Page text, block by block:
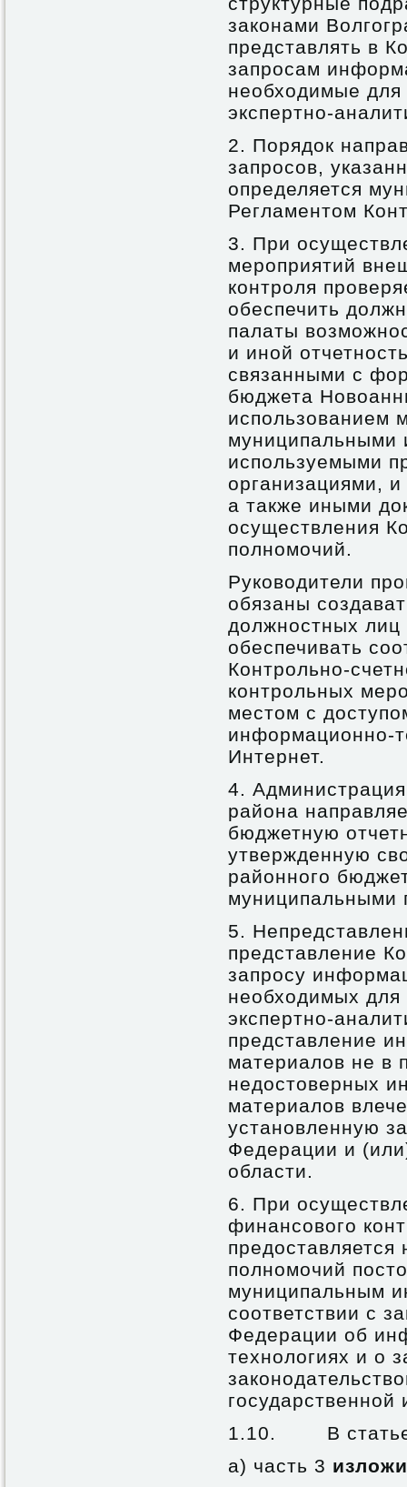
законами
представлять в
запросам
необходимые для
экспертно-
2. Порядок
запросов,
определяется
Регламентом
3. При
мероприятий
контроля
обеспечить
палаты
и иной
связанными с
бюджета
использованием
используемыми
организациями,
а также иными
осуществления
полномочий.
Руководители
обязаны
должностных лиц
обеспечивать
Контрольно-
контрольных
местом с
информационно-
Интернет.
4.
района
бюджетную
утвержденную
районного
муниципальными
5.
представление
запросу
необходимых для
экспертно-
представление
материалов не в
недостоверных
материалов
установленную
Федерации и
области.
6. При
финансового
полномочий
муниципальным
соответствии с
Федерации об
технологиях и о
1.10. В статье
а) часть 3